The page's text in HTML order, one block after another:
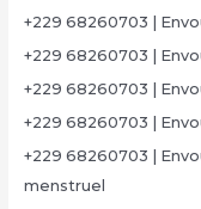
+229 68260703 |
+229 68260703 |
+229 68260703 |
+229 68260703 |
+229 68260703 |
menstruel